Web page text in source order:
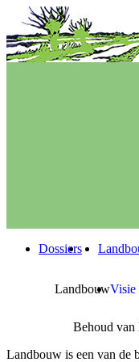
Dossiers
LandbouwVisie
Behoud van
Landbouw is een van de